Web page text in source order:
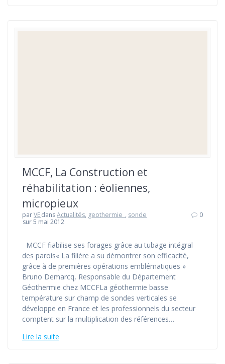
MCCF, La Construction et
réhabilitation : éoliennes,
micropieux
parVEdansActualités, geothermie_ , sonde
sur 5 mai 2012
0
MCCF fiabilise ses forages grâce au tubage intégral
des parois« La filière a su démontrer son efficacité,
grâce à de premières opérations emblématiques »
Bruno Demarcq, Responsable du Département
Géothermie chez MCCFLa géothermie basse
température sur champ de sondes verticales se
développe en France et les professionnels du secteur
comptent sur la multiplication des références…
Lire la suite